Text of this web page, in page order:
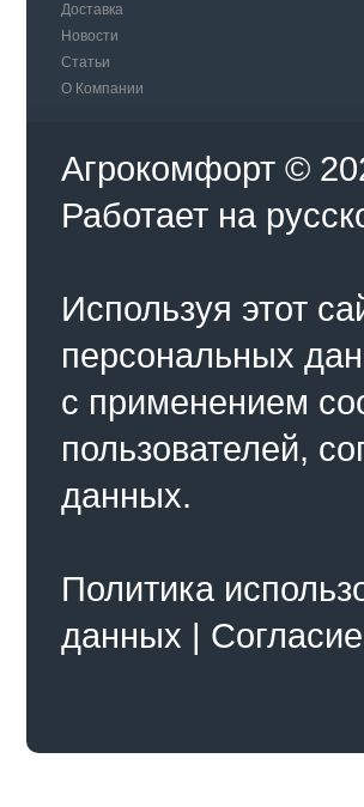
Доставка
Новости
Статьи
О Компании
Агрокомфорт ©
Работает на
Используя этот
персональных
с применением
пользователей,
данных.
Политика
данных |